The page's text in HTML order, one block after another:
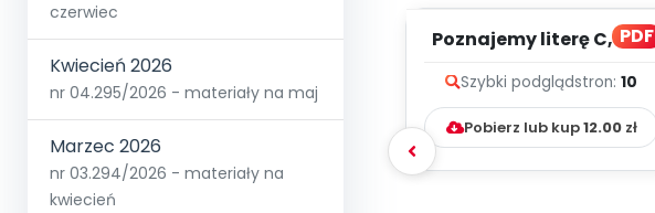
czerwiec
Kwiecień 2026
nr 04.295/2026 - materiały na maj
Marzec 2026
nr 03.294/2026 - materiały na
kwiecień
PDF
Poznajemy literę C, cz. 1
Szybki podglądstron: 10
Pobierz lub kup12.00zł